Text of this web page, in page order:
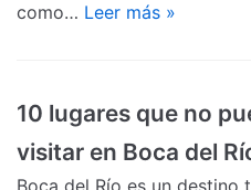
como… Leer más »
10 lugares que no
visitar en Boca del
Boca del Río es un destino